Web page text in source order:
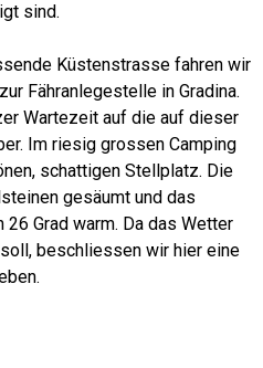
sind.
Küstenstrasse fahren wir
Fähranlegestelle in Gradina.
Wartezeit auf die auf dieser
Im riesig grossen Camping
schattigen Stellplatz. Die
gesäumt und das
Grad warm. Da das Wetter
beschliessen wir hier eine